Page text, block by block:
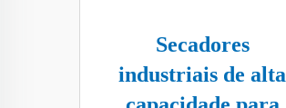
Secadores
industriais de alta